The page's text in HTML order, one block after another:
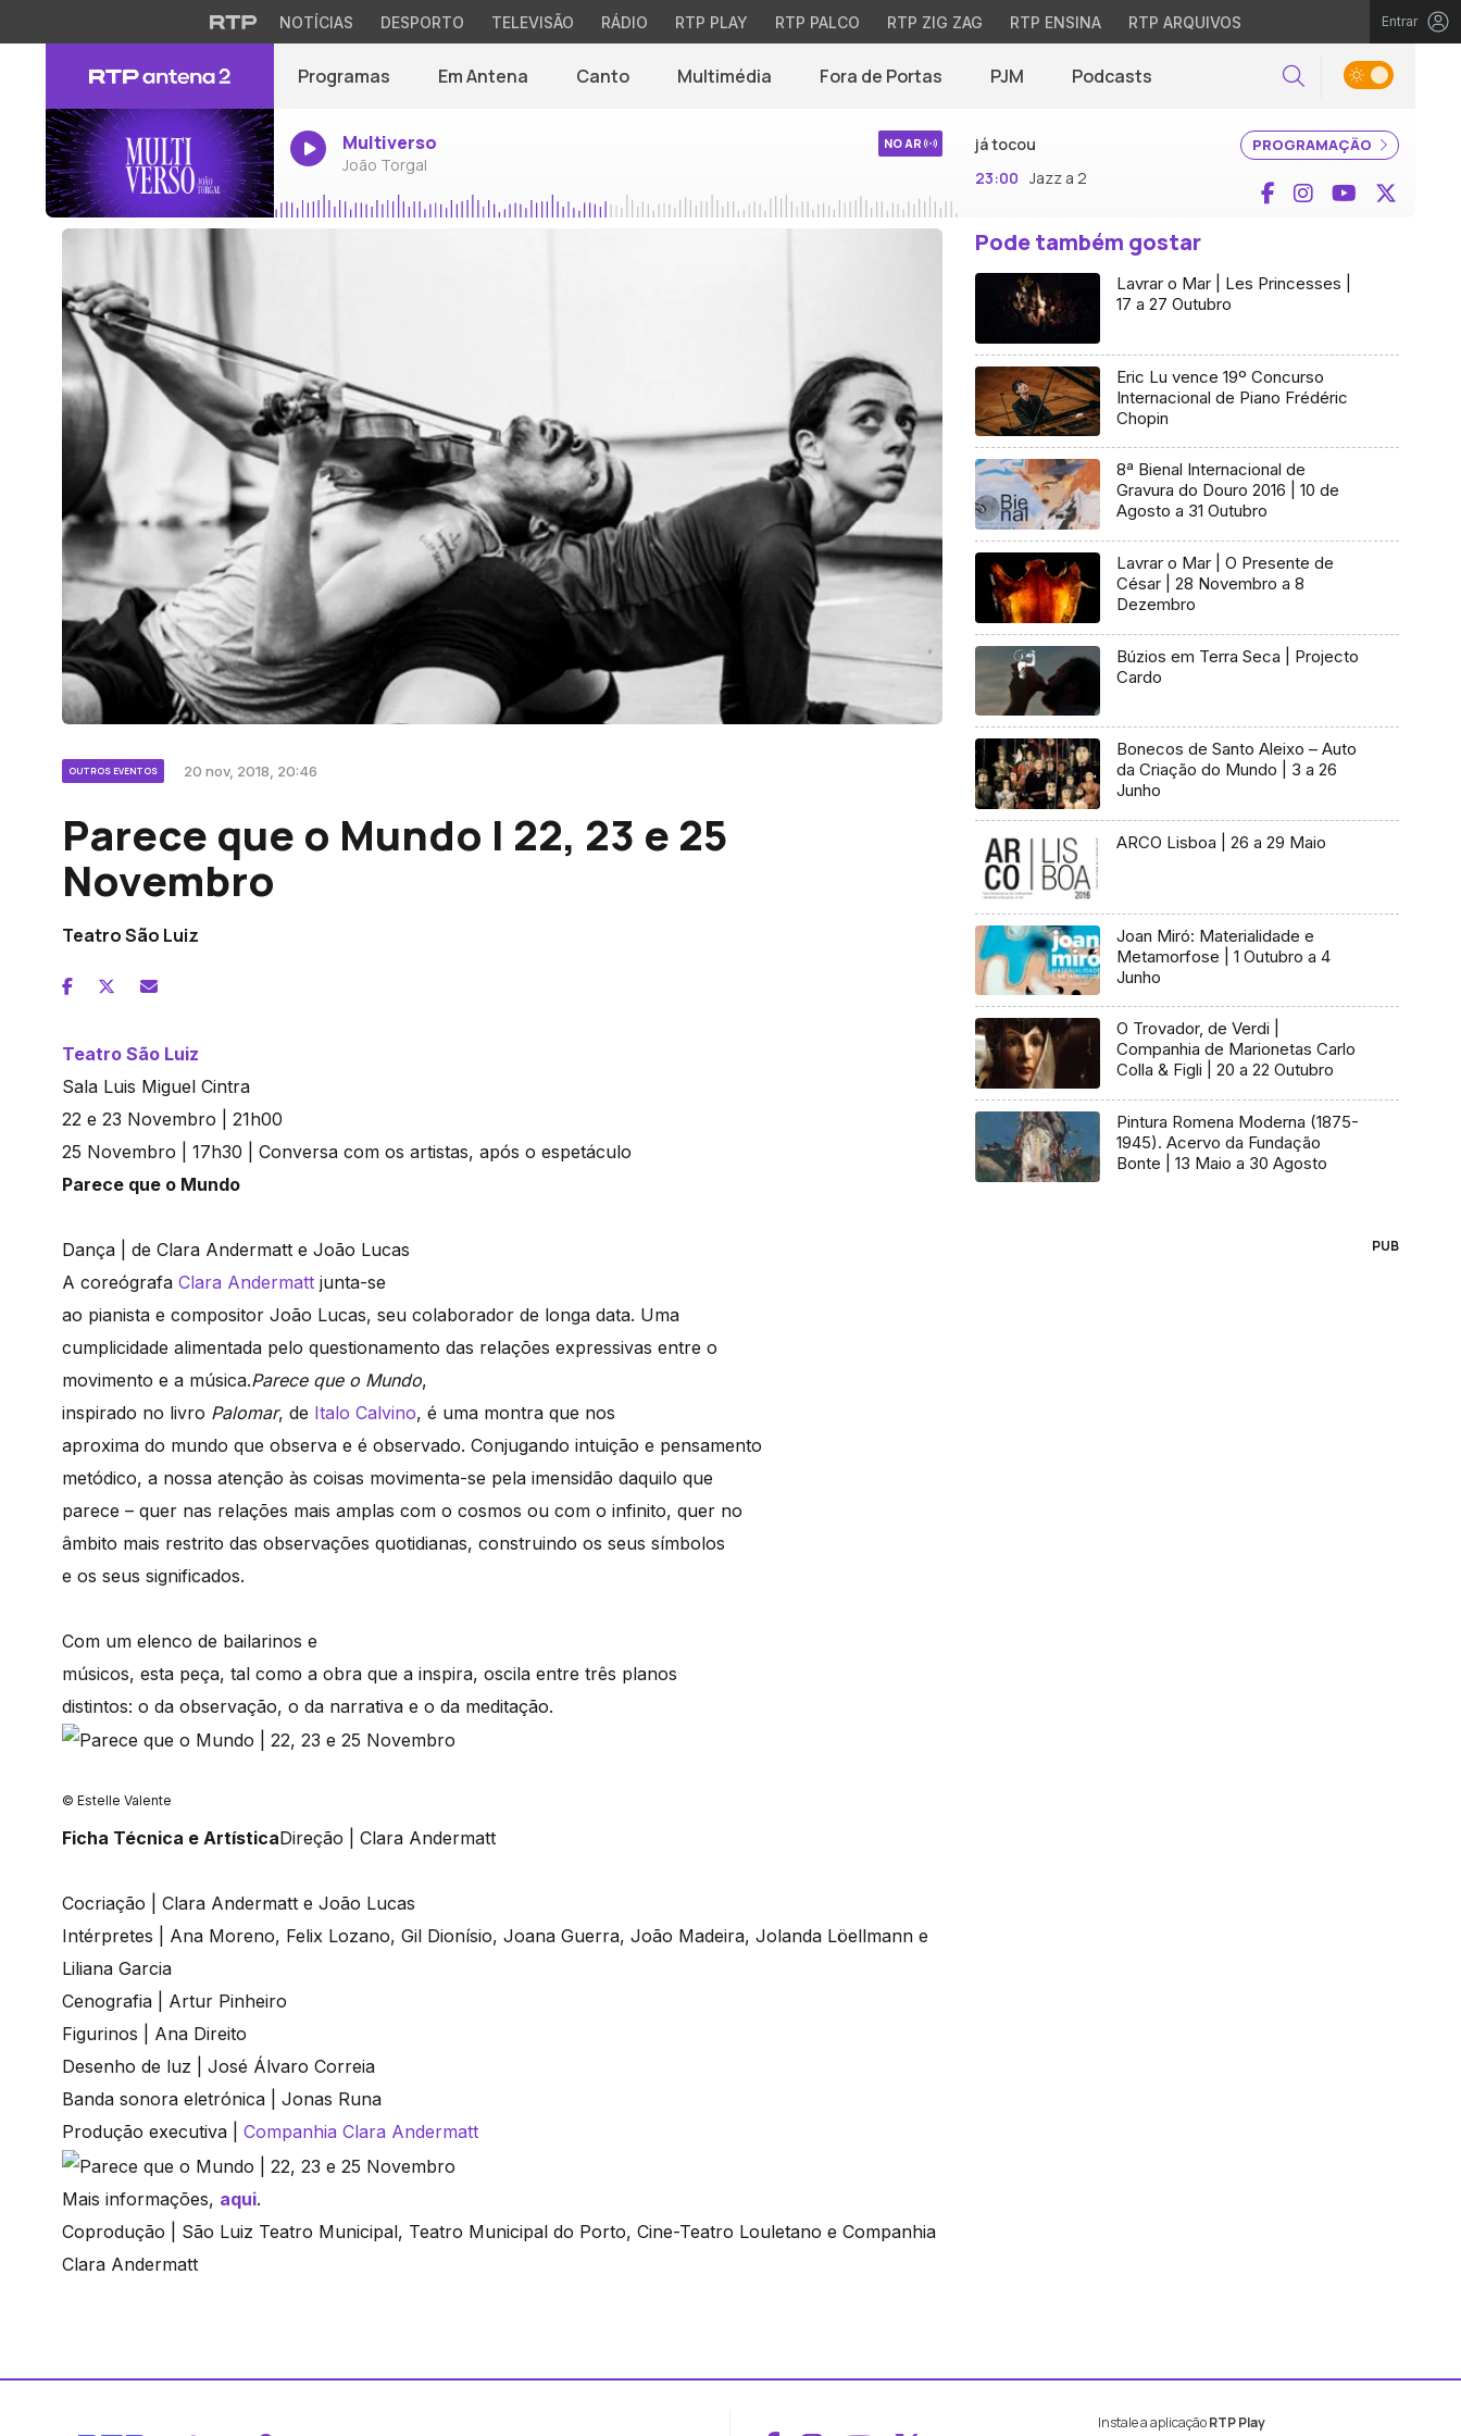
NOTÍCIAS DESPORTO TELEVISÃO RÁDIO RTP PLAY RTP PALCO RTP ZIG ZAG RTP ENSINA RTP ARQUIVOS Entrar
Programas Em Antena Canto Multimédia Fora de Portas PJM Podcasts Pesquisar
Multiverso
João Torgal
NO AR PROGRAMAÇÃO
já tocou
23:00 Jazz a 2 Facebook
InstagramYouTube
OUTROS EVENTOS 20 nov, 2018, 20:46
Parece que o Mundo | 22, 23 e 25
Novembro
Teatro São Luiz
Teatro São Luiz
Sala Luis Miguel Cintra
22 e 23 Novembro | 21h00
25 Novembro | 17h30 | Conversa com os artistas, após o espetáculo
Parece que o Mundo
Dança | de Clara Andermatt e João Lucas
A coreógrafa Clara Andermatt junta-se
ao pianista e compositor João Lucas, seu colaborador de longa data. Uma
cumplicidade alimentada pelo questionamento das relações expressivas entre o
movimento e a música.Parece que o Mundo,
inspirado no livro Palomar, de Italo Calvino, é uma montra que nos
aproxima do mundo que observa e é observado. Conjugando intuição e pensamento
metódico, a nossa atenção às coisas movimenta-se pela imensidão daquilo que
parece – quer nas relações mais amplas com o cosmos ou com o infinito, quer no
âmbito mais restrito das observações quotidianas, construindo os seus símbolos
e os seus significados.
Com um elenco de bailarinos e
músicos, esta peça, tal como a obra que a inspira, oscila entre três planos
distintos: o da observação, o da narrativa e o da meditação.
© Estelle Valente
Ficha Técnica e ArtísticaDireção | Clara Andermatt
Cocriação | Clara Andermatt e João Lucas
Intérpretes | Ana Moreno, Felix Lozano, Gil Dionísio, Joana Guerra, João Madeira, Jolanda Löellmann e
Liliana Garcia
Cenografia | Artur Pinheiro
Figurinos | Ana Direito
Desenho de luz | José Álvaro Correia
Banda sonora eletrónica | Jonas Runa
Produção executiva | Companhia Clara Andermatt
Mais informações, aqui.
Coprodução | São Luiz Teatro Municipal, Teatro Municipal do Porto, Cine-Teatro Louletano e Companhia
Clara Andermatt
Pode também gostar
Lavrar o Mar | Les Princesses |
17 a 27 Outubro
Eric Lu vence 19º Concurso
Internacional de Piano Frédéric
Chopin
8ª Bienal Internacional de
Gravura do Douro 2016 | 10 de
Agosto a 31 Outubro
Lavrar o Mar | O Presente de
César | 28 Novembro a 8
Dezembro
Búzios em Terra Seca | Projecto
Cardo
Bonecos de Santo Aleixo – Auto
da Criação do Mundo | 3 a 26
Junho
ARCO Lisboa | 26 a 29 Maio
Joan Miró: Materialidade e
Metamorfose | 1 Outubro a 4
Junho
O Trovador, de Verdi |
Companhia de Marionetas Carlo
Colla & Figli | 20 a 22 Outubro
Pintura Romena Moderna (1875-
1945). Acervo da Fundação
Bonte | 13 Maio a 30 Agosto
PUB
Instale a aplicaçãoRTP Play